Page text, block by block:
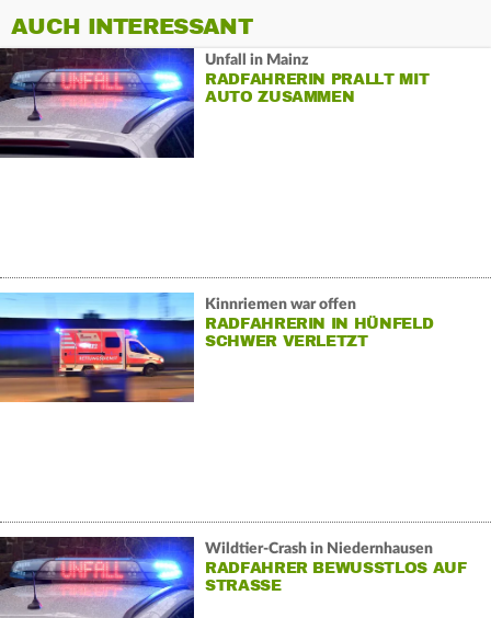
AUCH INTERESSANT
Unfall in Mainz
RADFAHRERIN PRALLT MIT
AUTO ZUSAMMEN
Kinnriemen war offen
RADFAHRERIN IN HÜNFELD
SCHWER VERLETZT
Wildtier-Crash in Niedernhausen
RADFAHRER BEWUSSTLOS AUF
STRASSE